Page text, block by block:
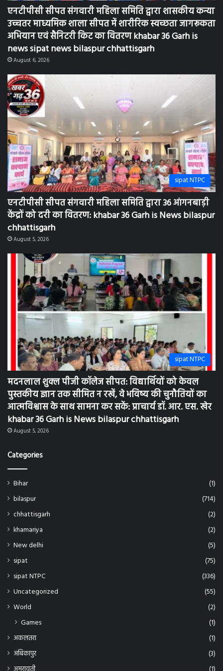
एनटीपीसी सीपत संगवारी महिला समिति द्वारा शासकीय कन्या
उच्चतर माध्यमिक शाला सीपत में शारीरिक स्वच्छता जागरूकता
अभियान एवं सैनिटरी किट का वितरण khabar 36 Garh is
news sipat news bilaspur chhattisgarh
August 6, 2026
sipat NTPC
एनटीपीसी सीपत संगवारी महिला समिति द्वारा 36 आंगनबाड़ी
केंद्रों को दरी का वितरण: khabar 36 Garh is News bilaspur
chhattisgarh
August 5, 2026
sipat NTPC
मदनलाल शुक्ल पीजी कॉलेज सीपत: विद्यार्थियों को केवल
पुस्तकीय ज्ञान तक सीमित न रखें, वे भविष्य की चुनौतियों का
आत्मविश्वास के साथ सामना कर सकें: प्राचार्य डॉ. आर. एस. खेर
khabar 36 Garh is News bilaspur chhattisgarh
August 5, 2026
Categories
Bihar
(1)
bilaspur
(714)
chhattisgarh
(2)
khamariya
(2)
New delhi
(5)
sipat
(75)
sipat NTPC
(336)
Uncategorized
(55)
World
(2)
Games (1)
अकलतरा
(1)
अंबिकापुर
(3)
अमरावती
(1)